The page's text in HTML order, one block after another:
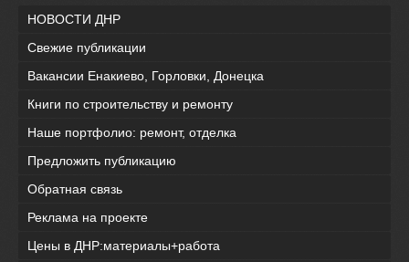
НОВОСТИ ДНР
Свежие публикации
Вакансии Енакиево, Горловки, Донецка
Книги по строительству и ремонту
Наше портфолио: ремонт, отделка
Предложить публикацию
Обратная связь
Реклама на проекте
Цены в ДНР:материалы+работа